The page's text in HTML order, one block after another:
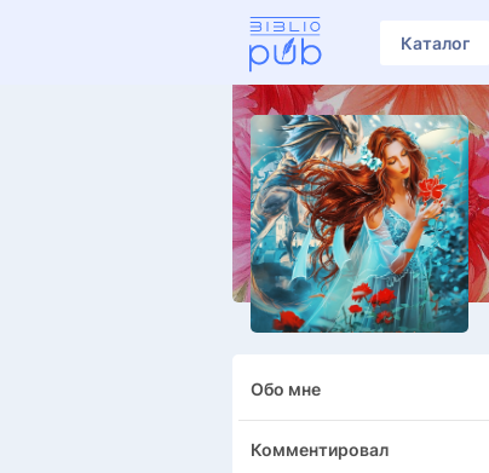
Каталог
Обо мне
Комментировал